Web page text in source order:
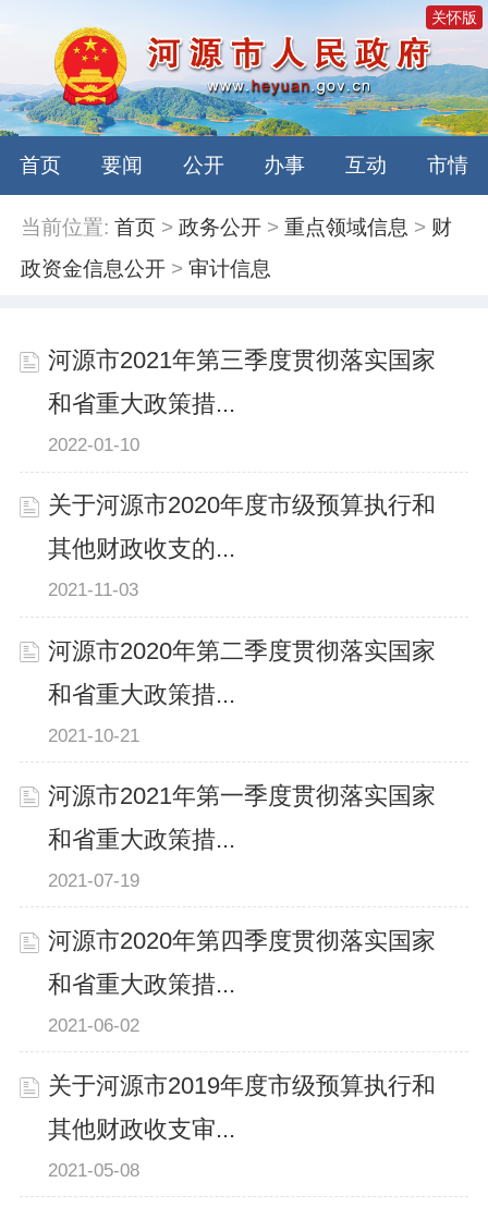
关怀版
首页 要闻 公开 办事 互动 市情
当前位置: 首页 >政务公开 >重点领域信息 > 财
政资金信息公开 >审计信息
河源市2021年第三季度贯彻落实国家
和省重大政策措...
2022-01-10
关于河源市2020年度市级预算执行和
其他财政收支的...
2021-11-03
河源市2020年第二季度贯彻落实国家
和省重大政策措...
2021-10-21
河源市2021年第一季度贯彻落实国家
和省重大政策措...
2021-07-19
河源市2020年第四季度贯彻落实国家
和省重大政策措...
2021-06-02
关于河源市2019年度市级预算执行和
其他财政收支审...
2021-05-08